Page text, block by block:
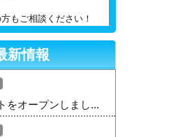
もご相談ください！
新情報
をオープンしまし...